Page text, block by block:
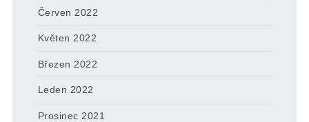
Červen 2022
Květen 2022
Březen 2022
Leden 2022
Prosinec 2021